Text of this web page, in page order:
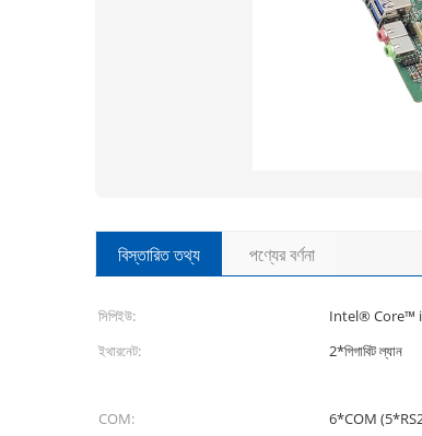
বিস্তারিত তথ্য পণ্যের বর্ণনা
সিপিইউ: Intel® Core™
ইথারনেট:
2*গিগাবিট ল্যান
COM:
6*COM